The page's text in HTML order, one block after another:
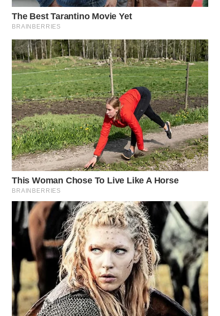
WN
INDRAMAYU
WN
KUNINGAN
WN
MAJALENGKA
WN
SUBANG
WN
SUKABUMI
WN
PURWAKARTA
WN
PRIANGAN
TIMUR
WN
SEMARANG
WN